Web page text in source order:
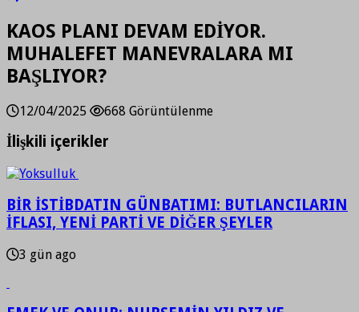
KAOS PLANI DEVAM EDİYOR.
MUHALEFET MANEVRALARA MI
BAŞLIYOR?
12/04/2025 668 Görüntülenme
İlişkili içerikler
BİR İSTİBDATIN GÜNBATIMI: BUTLANCILARIN
İFLASI, YENİ PARTİ VE DİĞER ŞEYLER
3 gün ago